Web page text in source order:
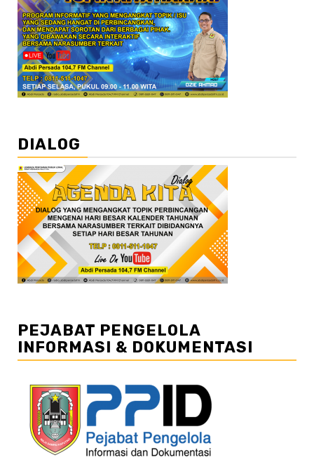
DIALOG
PEJABAT PENGELOLA
INFORMASI & DOKUMENTASI